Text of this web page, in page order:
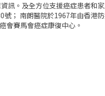
訊。及全方位支援癌症患者和
； 南朗醫院於1967年由香
會賽馬會癌症康復中心。